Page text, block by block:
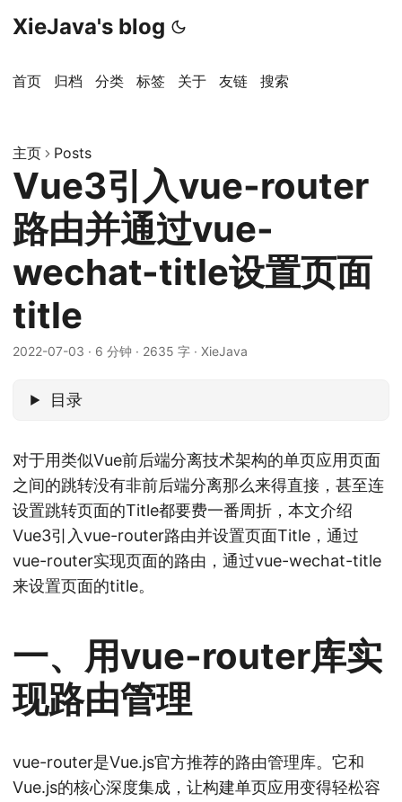
XieJava's blog
首页 归档 分类 标签 关于 友链 搜索
主页 Posts
Vue3引入vue-router
路由并通过vue-
wechat-title设置页面
title
2022-07-03 · 6 分钟 · 2635 字 · XieJava
目录
对于用类似Vue前后端分离技术架构的单页应用页面
之间的跳转没有非前后端分离那么来得直接，甚至连
设置跳转页面的Title都要费一番周折，本文介绍
Vue3引入vue-router路由并设置页面Title，通过
vue-router实现页面的路由，通过vue-wechat-title
来设置页面的title。
一、用vue-router库实
现路由管理
vue-router是Vue.js官方推荐的路由管理库。它和
Vue.js的核心深度集成，让构建单页应用变得轻松容